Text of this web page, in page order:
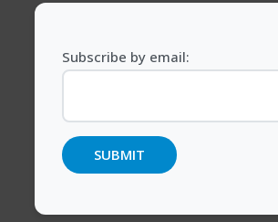
Subscribe by email: